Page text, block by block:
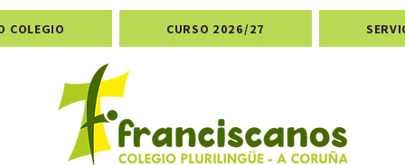
COLEGIO CURSO 2026/27